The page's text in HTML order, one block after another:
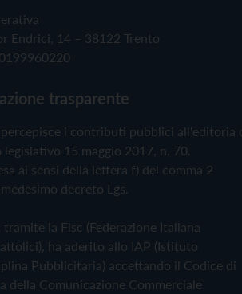
Endrici, 14 – 38122 Trento
trasparente
i contributi pubblici all'editoria
15 maggio 2017, n. 70.
ai sensi della lettera f) del comma 2
decreto Lgs.
la Fisc (Federazione Italiana
ha aderito allo IAP (Istituto
Pubblicitaria) accettando il Codice di
della Comunicazione Commerciale